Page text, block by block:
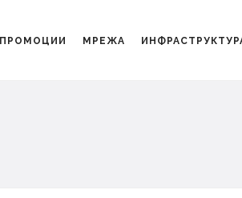
ПРОМОЦИИ МРЕЖА